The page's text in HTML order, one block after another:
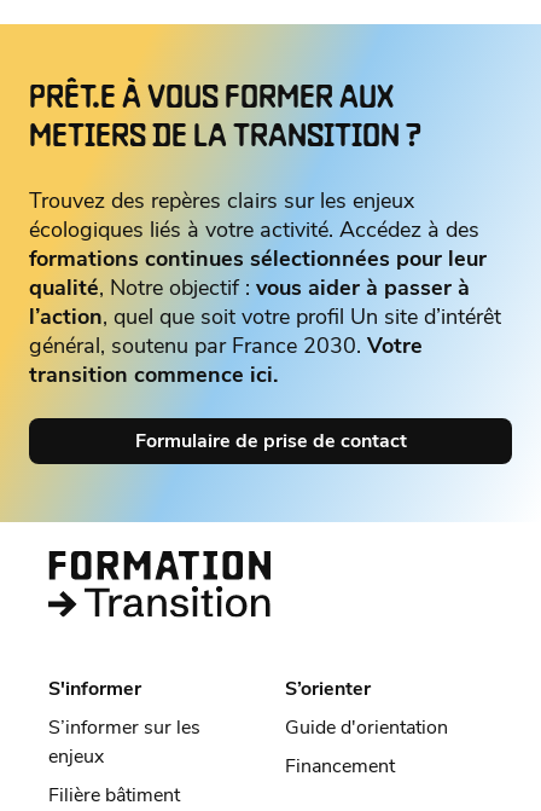
PRÊT.E À VOUS FORMER AUX
METIERS DE LA TRANSITION ?
Trouvez des repères clairs sur les enjeux
écologiques liés à votre activité. Accédez à des
formations continues sélectionnées pour leur
qualité, Notre objectif : vous aider à passer à
l’action, quel que soit votre profil Un site d’intérêt
général, soutenu par France 2030. Votre
transition commence ici.
Formulaire de prise de contact
S'informer
S’informer sur les
enjeux
Filière bâtiment
S’orienter
Guide d'orientation
Financement